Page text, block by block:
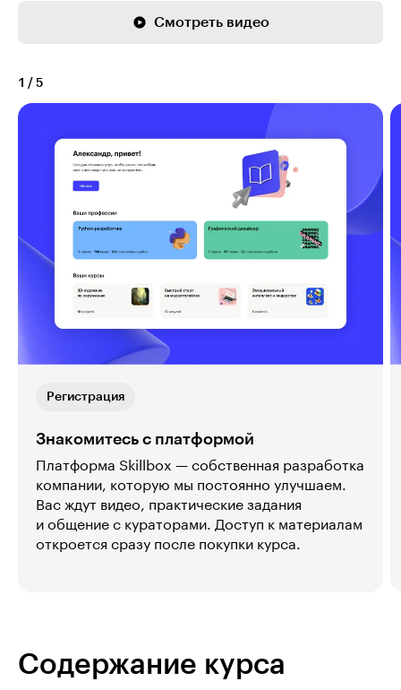
Смотреть видео
1 / 5
Регистрация
Знакомитесь с платформой
Платформа Skillbox — собственная разработка
компании, которую мы постоянно улучшаем.
Вас ждут видео, практические задания
и общение с кураторами. Доступ к материалам
откроется сразу после покупки курса.
Содержание курса